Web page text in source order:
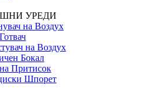
УРЕДИ
на Воздух
на Воздух
Бокал
Притисок
Шпорет